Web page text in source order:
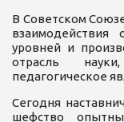
В Советском
взаимодействия
уровней и
отрасль
педагогическое
Сегодня
шефство